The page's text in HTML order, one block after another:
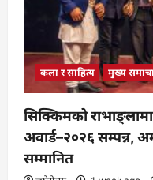
कला र साहित्य मुख्य
सिक्किमको
अवार्ड–२०२६ सम्पन्न,
सम्मानित